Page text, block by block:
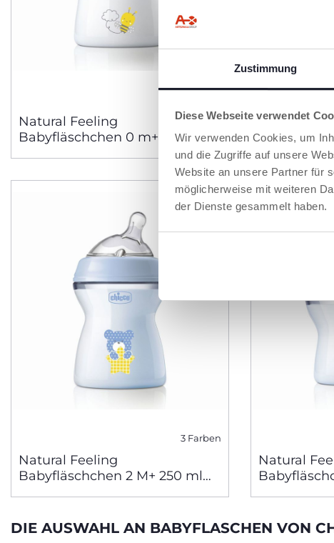
Zustimmung
Diese Webseite verwendet
Wir verwenden Cookies, um
und die Zugriffe auf unsere
Website an unsere Partner für
möglicherweise mit weiteren
der Dienste gesammelt haben.
Natural Feeling
Babyfläschchen 0 m+ 150ml
Natural
mittlerer
3 Farben
Natural Feeling
Babyfläschchen 2 M+ 250 ml
Natural
DIE AUSWAHL AN BABYFLASCHEN VON